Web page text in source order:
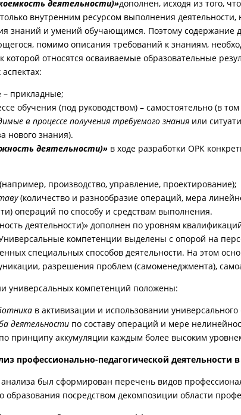
деятельности)»дополнен, исходя из того,
внутренним ресурсом выполнения деятельности,
знаний и умений обучающимся. Поэтому содержание
помимо описания требований к знаниям,
которой относятся осваиваемые образовательные
– прикладные;
обучения (под руководством) – самостоятельно (в
в процессе получения требуемого знания или
нового знания).
деятельности)» в ходе разработки ОРК
(например, производство, управление, проектирование);
(количество и разнообразие операций, мера
операций по способу и средствам выполнения.
деятельности)» дополнен по уровням
компетенции выделены с опорой на
специальных способов деятельности. На этом
разрешения проблем (самоменеджмента),
универсальных компетенций положены:
в активизации и использовании универсального
деятельности по составу операций и мере
принципу аккумуляции каждым более высоким
профессионально-педагогической деятельности
анализа был сформирован перечень видов
образования посредством декомпозиции области